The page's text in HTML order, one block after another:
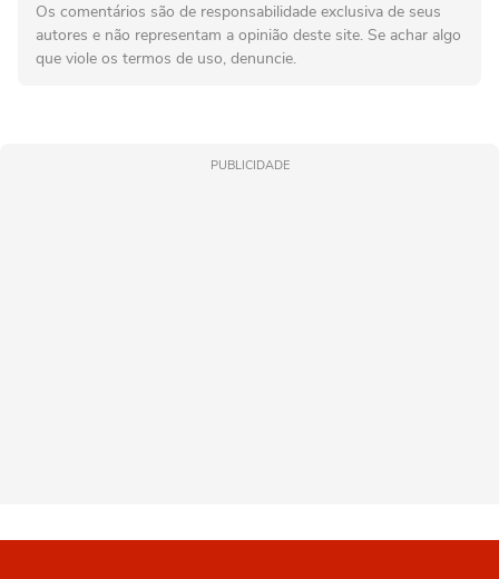
Os comentários são de responsabilidade exclusiva de seus
autores e não representam a opinião deste site. Se achar algo
que viole os termos de uso, denuncie.
PUBLICIDADE